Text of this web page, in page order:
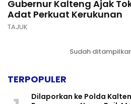
Gubernur Kalteng Ajak
Adat Perkuat Kerukunan
TAJUK
Sudah
TERPOPULER
Dilaporkan ke Polda